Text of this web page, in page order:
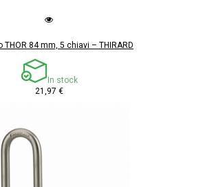
THOR 84 mm, 5 chiavi – THIRARD
In stock
21,97 €